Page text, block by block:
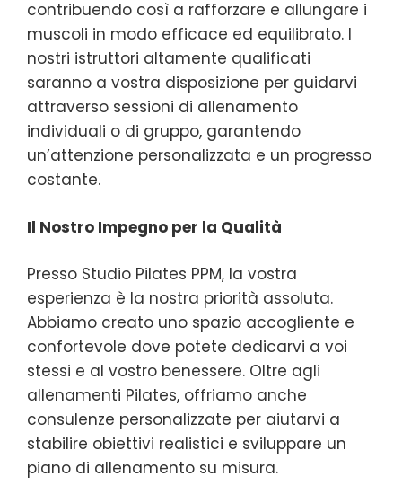
contribuendo così a rafforzare e allungare i
muscoli in modo efficace ed equilibrato. I
nostri istruttori altamente qualificati
saranno a vostra disposizione per guidarvi
attraverso sessioni di allenamento
individuali o di gruppo, garantendo
un’attenzione personalizzata e un progresso
costante.
Il Nostro Impegno per la Qualità
Presso Studio Pilates PPM, la vostra
esperienza è la nostra priorità assoluta.
Abbiamo creato uno spazio accogliente e
confortevole dove potete dedicarvi a voi
stessi e al vostro benessere. Oltre agli
allenamenti Pilates, offriamo anche
consulenze personalizzate per aiutarvi a
stabilire obiettivi realistici e sviluppare un
piano di allenamento su misura.